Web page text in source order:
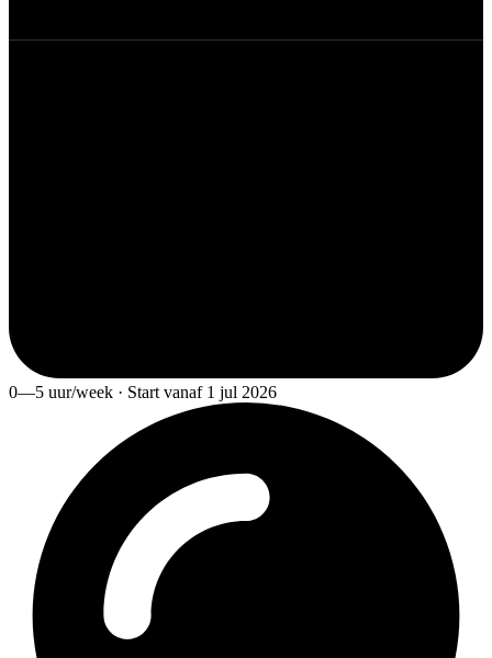
0—5 uur/week · Start vanaf 1 jul 2026